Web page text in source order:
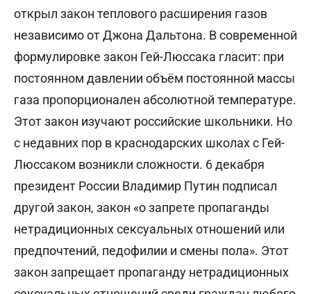
открыл закон теплового расширения газов
независимо от Джона Дальтона. В современной
формулировке закон Гей-Люссака гласит: при
постоянном давлении объём постоянной массы
газа пропорционален абсолютной температуре.
Этот закон изучают российские школьники. Но
с недавних пор в краснодарских школах с Гей-
Люссаком возникли сложности. 6 декабря
президент России Владимир Путин подписал
другой закон, закон «о запрете пропаганды
нетрадиционных сексуальных отношений или
предпочтений, педофилии и смены пола». Этот
закон запрещает пропаганду нетрадиционных